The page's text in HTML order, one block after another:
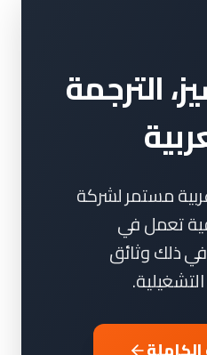
الترجمة
مستمر لشركة
تعمل في
ذلك وثائق